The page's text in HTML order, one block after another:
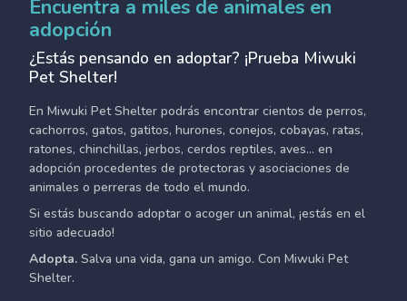
Encuentra a miles de animales en
adopción
¿Estás pensando en adoptar? ¡Prueba Miwuki
Pet Shelter!
En Miwuki Pet Shelter podrás encontrar cientos de perros,
cachorros, gatos, gatitos, hurones, conejos, cobayas, ratas,
ratones, chinchillas, jerbos, cerdos reptiles, aves... en
adopción procedentes de protectoras y asociaciones de
animales o perreras de todo el mundo.
Si estás buscando adoptar o acoger un animal, ¡estás en el
sitio adecuado!
Adopta. Salva una vida, gana un amigo. Con Miwuki Pet
Shelter.